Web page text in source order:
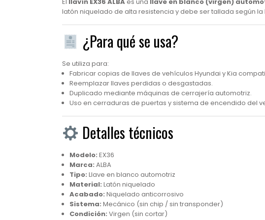
latón niquelado de alta resistencia y debe ser tallada según
¿Para qué se usa?
Se utiliza para:
Fabricar copias de llaves de vehículos Hyundai y Kia
Reemplazar llaves perdidas o desgastadas.
Duplicado mediante máquinas de cerrajería automotriz.
Uso en cerraduras de puertas y sistema de encendido del
Detalles técnicos
Modelo: EX36
Marca: ALBA
Tipo: Llave en blanco automotriz
Material: Latón niquelado
Acabado: Niquelado anticorrosivo
Sistema: Mecánico (sin chip / sin transponder)
Condición: Virgen (sin cortar)